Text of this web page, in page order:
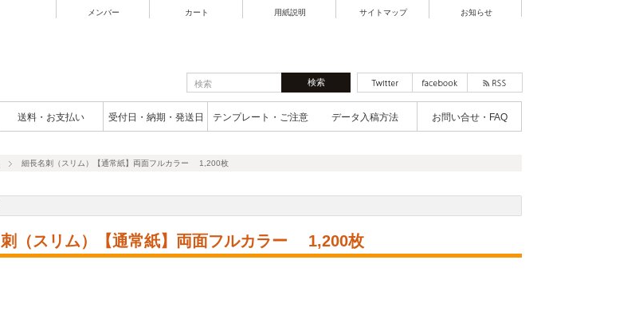
メンバー カート 用紙説明 サイトマップ お知らせ
送料・お支払い 受付日・納期・発送日 テンプレート・ご注意 データ入稿方法 お問い合せ・FAQ
細長名刺（スリム）【通常紙】両面フルカラー 1,200枚
（スリム）【通常紙】両面フルカラー 1,200枚